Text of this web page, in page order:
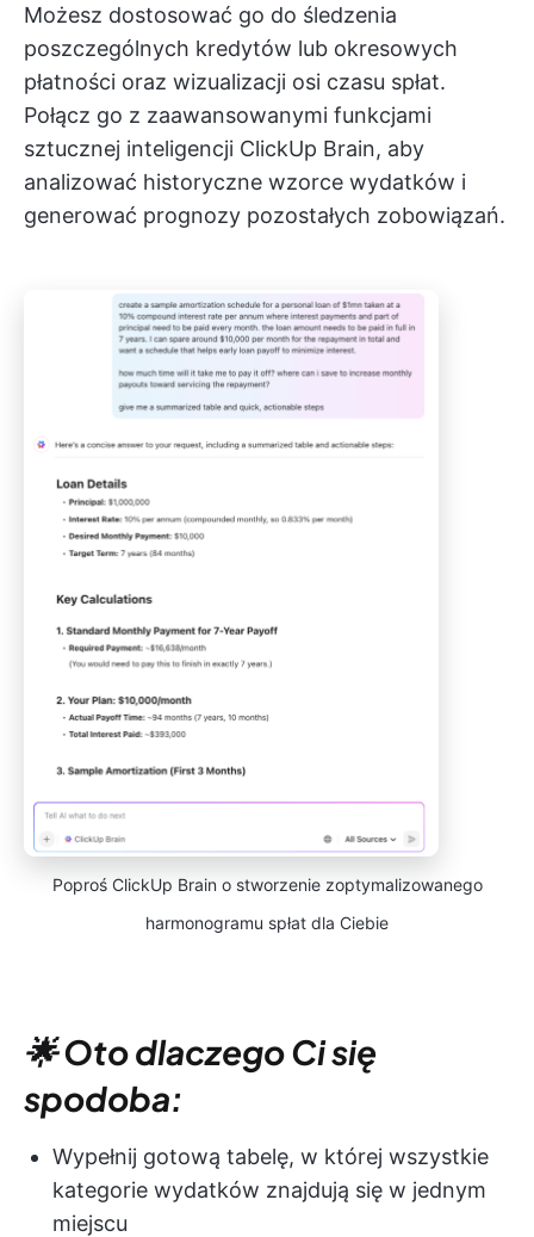
Możesz dostosować go do śledzenia
poszczególnych kredytów lub okresowych
płatności oraz wizualizacji osi czasu spłat.
Połącz go z zaawansowanymi funkcjami
sztucznej inteligencji ClickUp Brain, aby
analizować historyczne wzorce wydatków i
generować prognozy pozostałych zobowiązań.
Poproś ClickUp Brain o stworzenie zoptymalizowanego
harmonogramu spłat dla Ciebie
🌟 Oto dlaczego Ci się
spodoba:
Wypełnij gotową tabelę, w której wszystkie
kategorie wydatków znajdują się w jednym
miejscu